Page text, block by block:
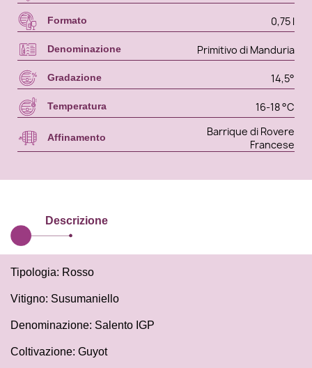
Formato 0,75 l
Denominazione Primitivo di Manduria
Gradazione 14,5°
Temperatura 16-18 °C
Affinamento
Barrique di Rovere
Francese
Descrizione
Tipologia: Rosso
Vitigno: Susumaniello
Denominazione: Salento IGP
Coltivazione: Guyot